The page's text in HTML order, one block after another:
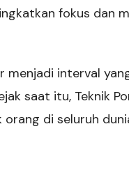
fokus dan
menjadi interval
saat itu, Teknik
di seluruh